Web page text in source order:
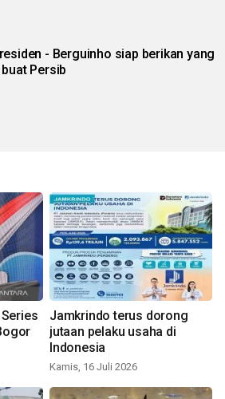
- Berguinho siap berikan yang
Persib
Jamkrindo terus dorong
jutaan pelaku usaha di
Indonesia
Kamis, 16 Juli 2026